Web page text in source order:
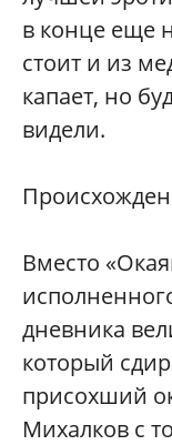
в конце еще
стоит и из
капает, но
видели.
Вместо
дневника
который
присохший
Михалков с